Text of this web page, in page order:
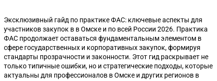
Эксклюзивный гайд по практике ФАС: ключевые аспекты для
участников закупок в в Омске и по всей России 2026. Практика
ФАС продолжает оставаться фундаментальным элементом в
сфере государственных и корпоративных закупок, формируя
стандарты прозрачности и законности. Этот гид раскрывает не
только типичные ошибки, но и стратегические подходы, которые
актуальны для профессионалов в Омске и других регионов в